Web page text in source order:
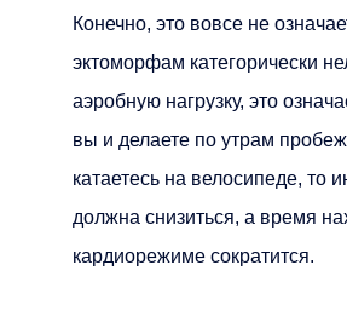
Конечно, это вовсе не
эктоморфам категорически
аэробную нагрузку, это
вы и делаете по утрам
катаетесь на велосипеде, то
должна снизиться, а время
кардиорежиме сократится.